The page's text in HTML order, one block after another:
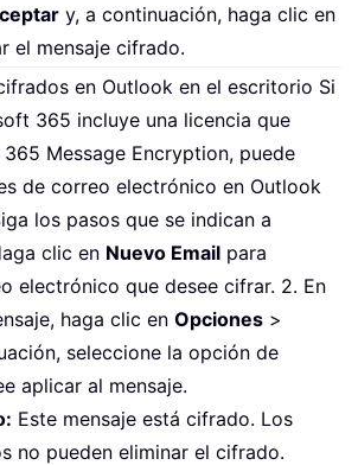
y, a continuación, haga clic en
el mensaje cifrado.
en Outlook en el escritorio Si
365 incluye una licencia que
Message Encryption, puede
de correo electrónico en Outlook
los pasos que se indican a
clic en Nuevo Email para
electrónico que desee cifrar. 2. En
haga clic en Opciones >
seleccione la opción de
aplicar al mensaje.
Este mensaje está cifrado. Los
no pueden eliminar el cifrado.